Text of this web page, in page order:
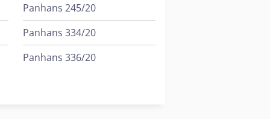
Panhans 245/20
Panhans 334/20
Panhans 336/20